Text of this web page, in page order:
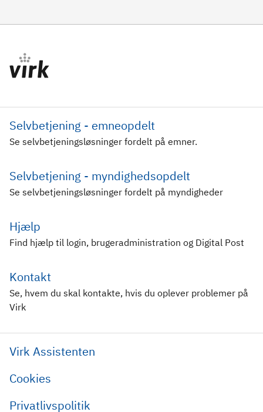
Selvbetjening - emneopdelt
Se selvbetjeningsløsninger fordelt på emner.
Selvbetjening - myndighedsopdelt
Se selvbetjeningsløsninger fordelt på myndigheder
Hjælp
Find hjælp til login, brugeradministration og Digital Post
Kontakt
Se, hvem du skal kontakte, hvis du oplever problemer på
Virk
Virk Assistenten
Cookies
Privatlivspolitik